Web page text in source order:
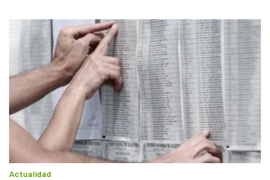
Actualidad